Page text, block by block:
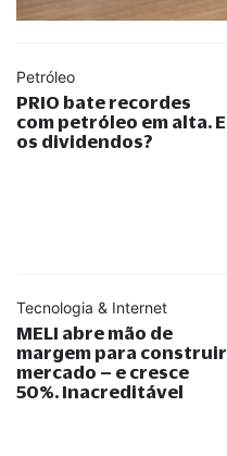
Petróleo
PRIO bate recordes
com petróleo em alta. E
os dividendos?
Tecnologia & Internet
MELI abre mão de
margem para construir
mercado – e cresce
50%. Inacreditável